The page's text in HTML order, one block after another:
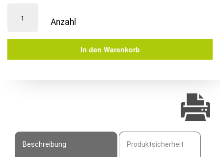
Bankettstuhl
|
mit
In den Warenkorb
Beschreibung Produktsicherheit